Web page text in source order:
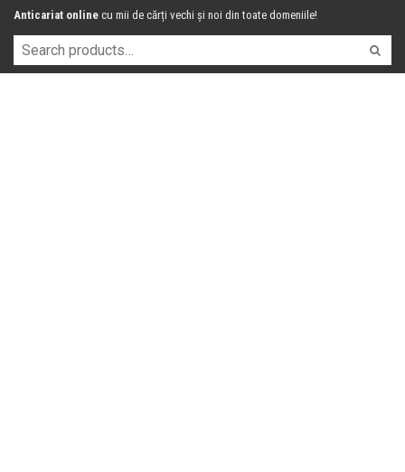
Anticariat online cu mii de cărți vechi și noi din toate domeniile!